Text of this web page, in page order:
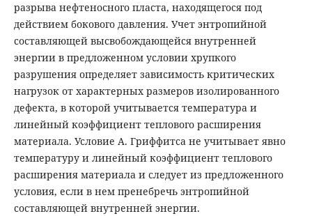
разрыва нефтеносного пласта, находящегося под
действием бокового давления. Учет энтропийной
составляющей высвобождающейся внутренней
энергии в предложенном условии хрупкого
разрушения определяет зависимость критических
нагрузок от характерных размеров изолированного
дефекта, в которой учитывается температура и
линейный коэффициент теплового расширения
материала. Условие А. Гриффитса не учитывает явно
температуру и линейный коэффициент теплового
расширения материала и следует из предложенного
условия, если в нем пренебречь энтропийной
составляющей внутренней энергии.